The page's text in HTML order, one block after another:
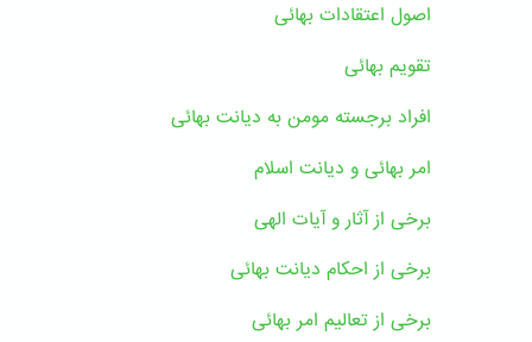
اصول اعتقادات بهائی
تقویم بهائی
افراد برجسته مومن به دیانت بهائی
امر بهائی و دیانت اسلام
برخی از آثار و آیات الهی
برخی از احکام دیانت بهائی
برخی از تعالیم امر بهائی